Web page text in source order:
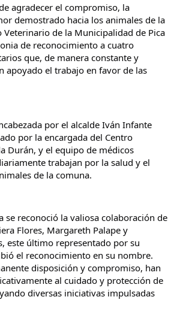
agradecer el compromiso, la
demostrado hacia los animales de la
Veterinario de la Municipalidad de Pica
de reconocimiento a cuatro
que, de manera constante y
apoyado el trabajo en favor de las
por el alcalde Iván Infante
por la encargada del Centro
Durán, y el equipo de médicos
trabajan por la salud y el
de la comuna.
se reconoció la valiosa colaboración de
Flores, Margareth Palape y
este último representado por su
el reconocimiento en su nombre.
disposición y compromiso, han
al cuidado y protección de
diversas iniciativas impulsadas